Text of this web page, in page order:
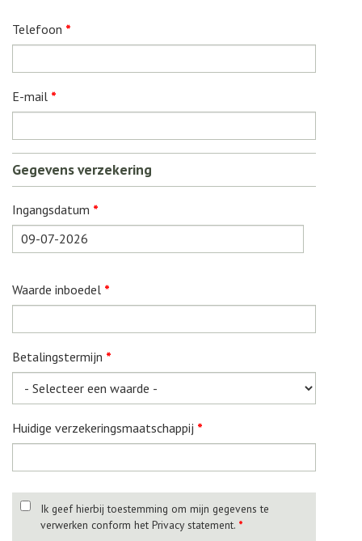
Telefoon *
E-mail *
Gegevens verzekering
Ingangsdatum *
Datum
Waarde inboedel *
Betalingstermijn *
Huidige verzekeringsmaatschappij *
Ik geef hierbij toestemming om mijn gegevens te
verwerken conform het Privacy statement. *